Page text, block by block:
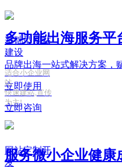
多功能出海服务平
品牌出海一站式解决方案，
立即使用
立即咨询
服务微小企业健康
基础型网站
建设
适合小企业网
站
快速建站,宣传
为主!
网站定制开
发